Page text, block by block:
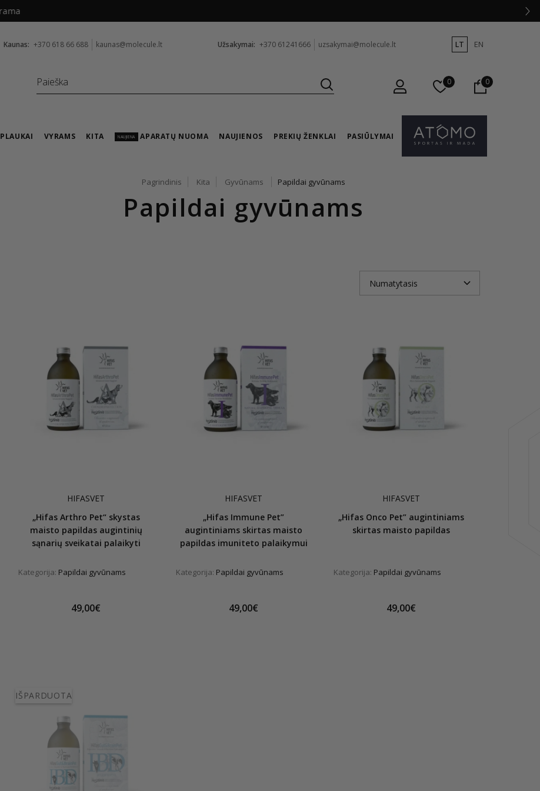
Kaunas: +370 618 66 688 kaunas@molecule.lt Užsakymai: +370 61241666 uzsakymai@molecule.lt LT EN
0 0
PLAUKAI VYRAMS KITA NAUJIENA APARATŲ NUOMA NAUJIENOS PREKIŲ ŽENKLAI PASIŪLYMAI
Pagrindinis Kita Gyvūnams Papildai gyvūnams
Papildai gyvūnams
HIFASVET
„Hifas Arthro Pet“ skystas
maisto papildas augintinių
sąnarių sveikatai palaikyti
Kategorija: Papildai gyvūnams
49,00€
HIFASVET
„Hifas Immune Pet”
augintiniams skirtas maisto
papildas imuniteto palaikymui
Kategorija: Papildai gyvūnams
49,00€
HIFASVET
„Hifas Onco Pet” augintiniams
skirtas maisto papildas
Kategorija: Papildai gyvūnams
49,00€
IŠPARDUOTA